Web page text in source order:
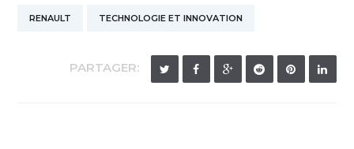
RENAULT TECHNOLOGIE ET INNOVATION
PARTAGER: